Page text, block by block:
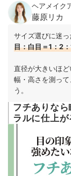
ヘアメイク
藤原リカ
サイズ選びに迷
目：白目＝1：2
直径が大きいほ
幅・高さを測っ
う。
フチありな
ラルに仕上が